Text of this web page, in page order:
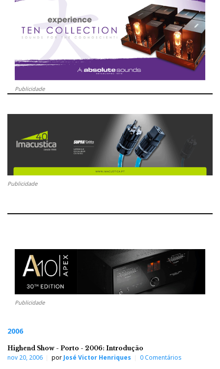
Publicidade
Publicidade
Publicidade
2006
Highend Show - Porto - 2006: Introdução
nov 20, 2006 por José Victor Henriques 0 Comentários